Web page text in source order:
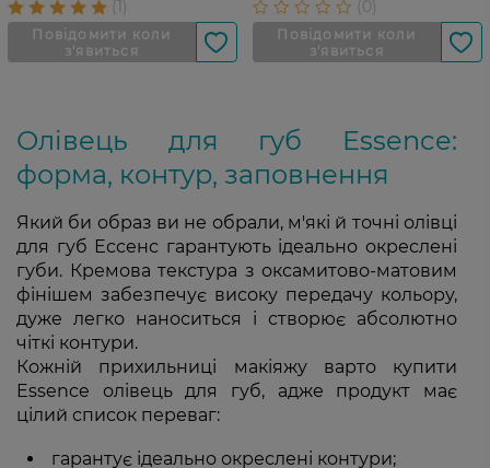
Олівець для губ Essence:
форма, контур, заповнення
Який би образ ви не обрали, м'які й точні олівці
для губ Ессенс гарантують ідеально окреслені
губи. Кремова текстура з оксамитово-матовим
фінішем забезпечує високу передачу кольору,
дуже легко наноситься і створює абсолютно
чіткі контури.
Кожній прихильниці макіяжу варто купити
Essence олівець для губ, адже продукт має
цілий список переваг:
гарантує ідеально окреслені контури;